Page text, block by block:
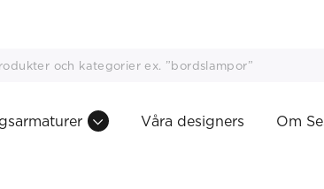
Våra designers Om